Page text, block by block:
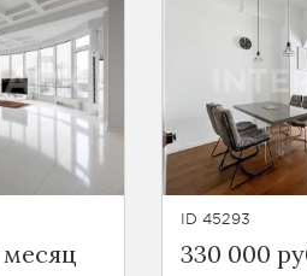
ID 45293
330 000